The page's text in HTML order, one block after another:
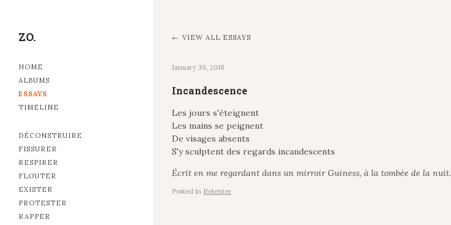
ZO.
HOME
ALBUMS
ESSAYS
TIMELINE
DÉCONSTRUIRE
FISSURER
RESPIRER
FLOUTER
EXISTER
PROTESTER
RAPPER
VIEW ALL ESSAYS
January 30, 2018
Incandescence
Les jours s'éteignent
Les mains se peignent
De visages absents
S'y sculptent des regards incandescents
Écrit en me regardant dans un mirroir Guiness, à la tombée de la nuit.
Posted in Retenter